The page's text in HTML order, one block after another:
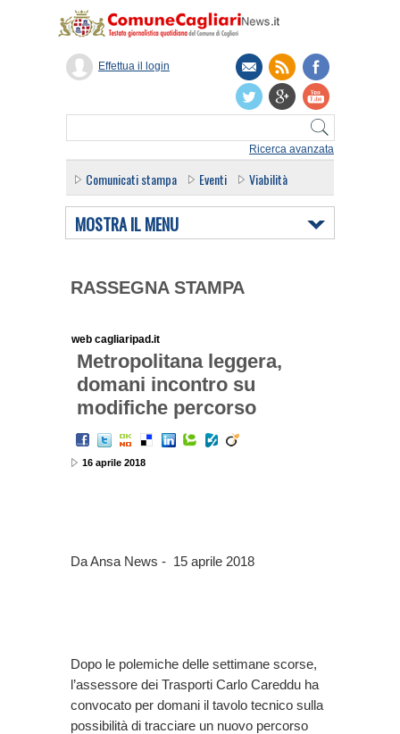
Ricerca avanzata
Effettua il login
Comunicati stampa Eventi Viabilità
MOSTRA IL MENU
RASSEGNA STAMPA
web cagliaripad.it
Metropolitana leggera,
domani incontro su
modifiche percorso
16 aprile 2018
Da Ansa News - 15 aprile 2018
Dopo le polemiche delle settimane scorse,
l’assessore dei Trasporti Carlo Careddu ha
convocato per domani il tavolo tecnico sulla
possibilità di tracciare un nuovo percorso